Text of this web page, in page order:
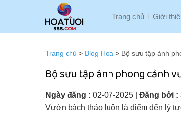
Trang chủ Giới
Trang chủ > Blog Hoa > Bộ sưu tập ảnh
Bộ sưu tập ảnh phong cảnh
Ngày đăng : 02-07-2025 Đăng bởi :
Vườn bách thảo luôn là điểm đến lý